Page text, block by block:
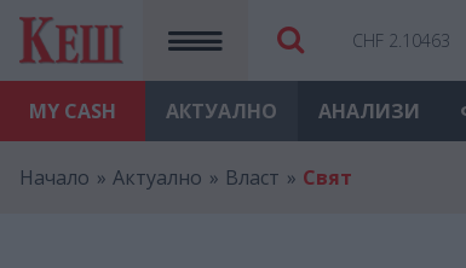
MY CASH
CHF 2.10463
АКТУАЛНО АНАЛИЗИ
Начало Актуално Власт Свят